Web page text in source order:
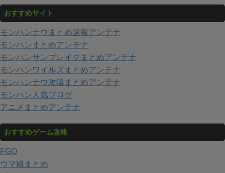
おすすめサイト
モンハンナウまとめ速報アンテナ
モンハンまとめアンテナ
モンハンサンブレイクまとめアンテナ
モンハンワイルズまとめアンテナ
モンハンナウ攻略まとめアンテナ
モンハン人気ブログ
アニメまとめアンテナ
おすすめゲーム攻略
FGO
ウマ娘まとめ